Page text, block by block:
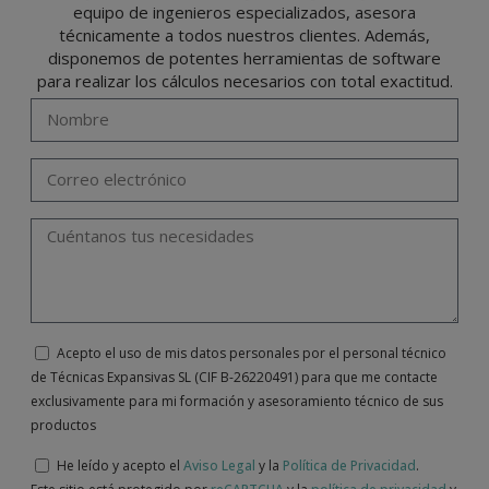
Portalada II | c/ Segador 13, 26006 | Logroño (La Rioja) o a través de la dirección de
correo electrónicoinfo@indexfix.com .
equipo de ingenieros especializados, asesora
técnicamente a todos nuestros clientes. Además,
disponemos de potentes herramientas de software
para realizar los cálculos necesarios con total exactitud.
Acepto el uso de mis datos personales por el personal técnico
de Técnicas Expansivas SL (CIF B-26220491) para que me contacte
exclusivamente para mi formación y asesoramiento técnico de sus
productos
He leído y acepto el Aviso Legal y la Política de Privacidad.